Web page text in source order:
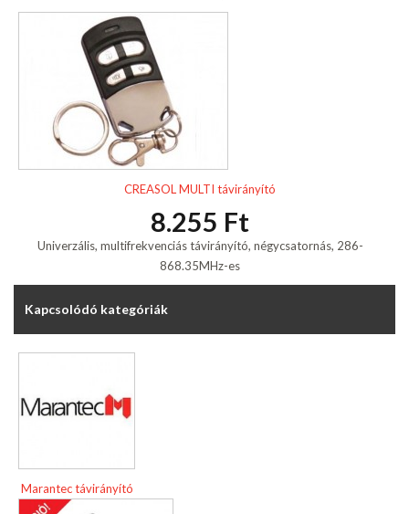
CREASOL MULTI távirányító
8.255 Ft
Univerzális, multifrekvenciás távirányító, négycsatornás, 286-
868.35MHz-es
Kapcsolódó kategóriák
Marantec távirányító